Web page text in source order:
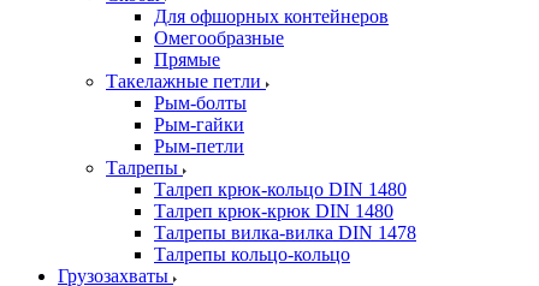
Для офшорных контейнеров
Омегообразные
Прямые
Такелажные петли
Рым-болты
Рым-гайки
Рым-петли
Талрепы
Талреп крюк-кольцо DIN 1480
Талреп крюк-крюк DIN 1480
Талрепы вилка-вилка DIN 1478
Талрепы кольцо-кольцо
Грузозахваты